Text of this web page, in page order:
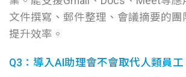
文件撰寫、郵件整理、會議摘要的團
提升效率。
Q3：導入AI助理會不會取代人類員工